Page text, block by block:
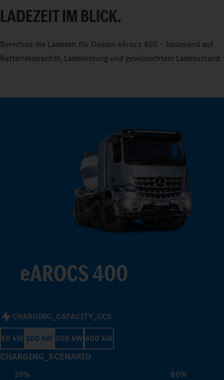
LADEZEIT IM BLICK.
Berechne die Ladezeit für Deinen eArocs 400 – basierend auf
Batteriekapazität, Ladeleistung und gewünschtem Ladezustand.
eAROCS 400
CHARGING_CAPACITY_CCS
50 kW 100 kW 200 kW 400 kW
CHARGING_SCENARIO
10% 80%
0
1
2